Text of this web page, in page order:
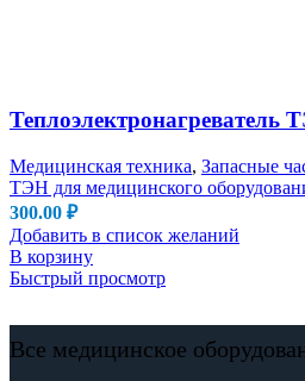
Теплоэлектронагреватель
Медицинская техника, Запасные
ТЭН для медицинского
300.00 ₽
Добавить в список желаний
В корзину
Быстрый просмотр
Все медицинское